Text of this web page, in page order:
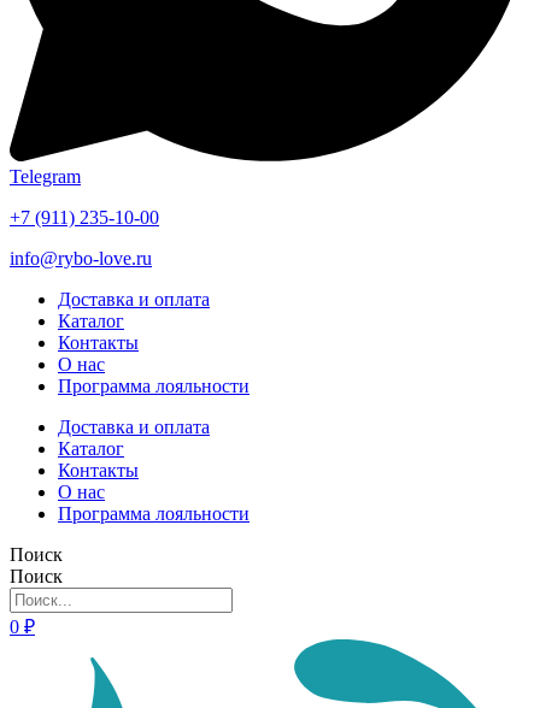
Telegram
+7 (911) 235-10-00
info@rybo-love.ru
Доставка и оплата
Каталог
Контакты
О нас
Программа лояльности
Доставка и оплата
Каталог
Контакты
О нас
Программа лояльности
Поиск
Поиск
0 ₽